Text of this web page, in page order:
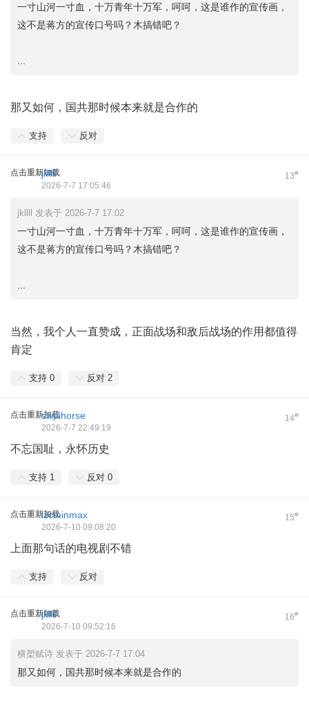
一寸山河一寸血，十万青年十万军，呵呵，这是谁作的宣传画，
这不是蒋方的宣传口号吗？木搞错吧？
那又如何，国共那时候本来就是合作的
支持 反对
点击重新加载 13#
jkllll
2026-7-7 17:05:46
jkllll 发表于 2026-7-7 17:02
一寸山河一寸血，十万青年十万军，呵呵，这是谁作的宣传画，
这不是蒋方的宣传口号吗？木搞错吧？
当然，我个人一直赞成，正面战场和敌后战场的作用都值得
肯定
支持 0 反对 2
点击重新加载 14#
swpihorse
2026-7-7 22:49:19
不忘国耻，永怀历史
支持 1 反对 0
点击重新加载 15#
lzcminmax
2026-7-10 09:08:20
上面那句话的电视剧不错
支持 反对
点击重新加载 16#
jkllll
2026-7-10 09:52:16
横槊赋诗 发表于 2026-7-7 17:04
那又如何，国共那时候本来就是合作的